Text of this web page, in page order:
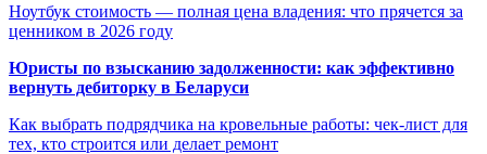
Ноутбук стоимость — полная цена владения: что прячется за
ценником в 2026 году
Юристы по взысканию задолженности: как эффективно
вернуть дебиторку в Беларуси
Как выбрать подрядчика на кровельные работы: чек-лист для
тех, кто строится или делает ремонт